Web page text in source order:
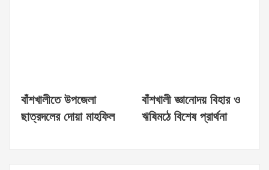
বাঁশখালীতে উপজেলা
ছাত্রদলের দোয়া মাহফিল
বাঁশখালী জ্ঞানোদয় বিহার ও
ঋষিমঠে বিশেষ প্রার্থনা